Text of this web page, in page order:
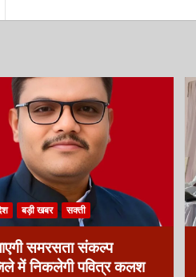
बड़ी खबर सक्ती
समरसता संकल्प
में निकलेगी पवित्र कलश